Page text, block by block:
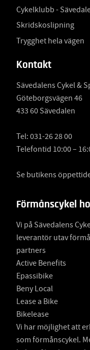
Cykelklubb -
Skridskoslipning
Trygghet hela vägen
Kontakt
Sävedalens Cykel &
Göteborgsvägen 46
433 60 Sävedalen
Tel: 031-26 28 00
Telefontid 10:00 –
Se butikens
Förmånscykel
Vi på Sävedalens
leverantör utav
partners
Active Benefits
Epassibike
Beny Local
Lease a Bike
Bikelease
Vi har möjlighet att
som förmånscykel.